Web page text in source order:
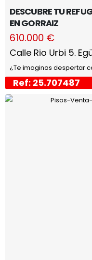
DESCUBRE TU
EN GORRAIZ
610.000 €
Calle Rio Urbi 5.
¿Te imaginas despertar
naturaleza, respirar aire
Ref: 25.707487